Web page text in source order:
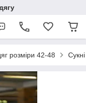
розміри 42-48 Сукні